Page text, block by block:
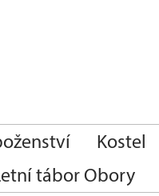
Kostel
tábor Obory